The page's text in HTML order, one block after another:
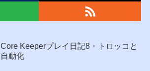
Core Keeperプレイ日記8・トロッコと
自動化